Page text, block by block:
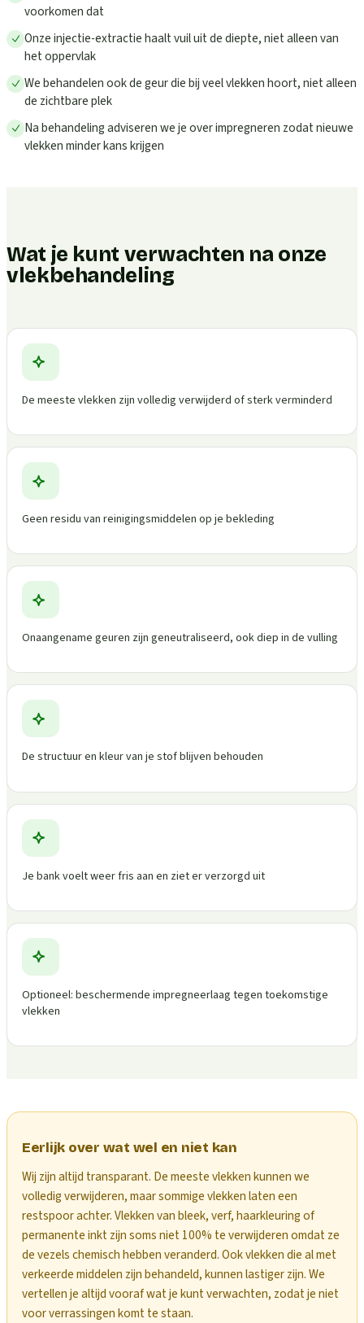
voorkomen dat
Onze injectie-extractie haalt vuil uit de diepte, niet alleen van
het oppervlak
We behandelen ook de geur die bij veel vlekken hoort, niet alleen
de zichtbare plek
Na behandeling adviseren we je over impregneren zodat nieuwe
vlekken minder kans krijgen
Wat je kunt verwachten na onze
vlekbehandeling
De meeste vlekken zijn volledig verwijderd of sterk verminderd
Geen residu van reinigingsmiddelen op je bekleding
Onaangename geuren zijn geneutraliseerd, ook diep in de vulling
De structuur en kleur van je stof blijven behouden
Je bank voelt weer fris aan en ziet er verzorgd uit
Optioneel: beschermende impregneerlaag tegen toekomstige
vlekken
Eerlijk over wat wel en niet kan
Wij zijn altijd transparant. De meeste vlekken kunnen we
volledig verwijderen, maar sommige vlekken laten een
restspoor achter. Vlekken van bleek, verf, haarkleuring of
permanente inkt zijn soms niet 100% te verwijderen omdat ze
de vezels chemisch hebben veranderd. Ook vlekken die al met
verkeerde middelen zijn behandeld, kunnen lastiger zijn. We
vertellen je altijd vooraf wat je kunt verwachten, zodat je niet
voor verrassingen komt te staan.